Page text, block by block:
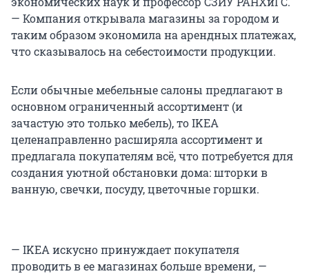
— Компания открывала магазины за городом и
таким образом экономила на арендных платежах,
что сказывалось на себестоимости продукции.
Если обычные мебельные салоны предлагают в
основном ограниченный ассортимент (и
зачастую это только мебель), то IKEA
целенаправленно расширяла ассортимент и
предлагала покупателям всё, что потребуется для
создания уютной обстановки дома: шторки в
ванную, свечки, посуду, цветочные горшки.
— IKEA искусно принуждает покупателя
проводить в ее магазинах больше времени, —